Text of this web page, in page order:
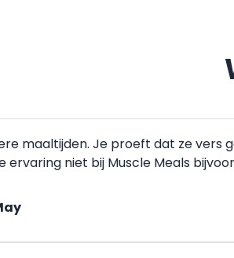
maaltijden. Je proeft dat ze vers
ervaring niet bij Muscle Meals